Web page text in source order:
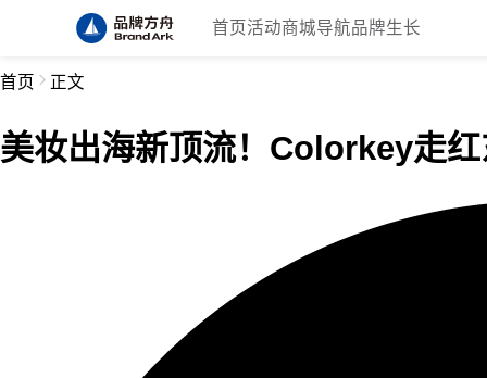
首页 活动商城导航品牌生长
首页 正文
美妆出海新顶流！Colorkey走